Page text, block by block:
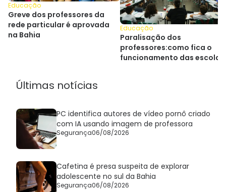
Educação
Greve dos professores da
rede particular é aprovada
na Bahia
Educação
Paralisação dos
professores:como fica o
funcionamento das escolas
Últimas notícias
PC identifica autores de vídeo pornô criado
com IA usando imagem de professora
Segurança06/08/2026
Cafetina é presa suspeita de explorar
adolescente no sul da Bahia
Segurança06/08/2026